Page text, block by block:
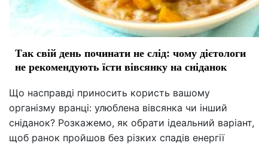
Так свій день починати не слід: чому дієтологи
не рекомендують їсти вівсянку на сніданок
Що насправді приносить користь вашому
організму вранці: улюблена вівсянка чи інший
сніданок? Розкажемо, як обрати ідеальний варіант,
щоб ранок пройшов без різких спадів енергії